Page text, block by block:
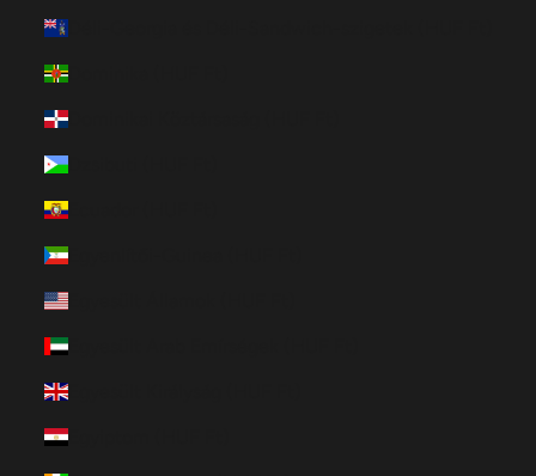
Dominika (HUF Ft)
Dominikai Köztársaság (HUF Ft)
Dzsibuti (HUF Ft)
Ecuador (HUF Ft)
Egyenlítői-Guinea (HUF Ft)
Egyesült Államok (HUF Ft)
Egyesült Arab Emírségek (HUF Ft)
Egyesült Királyság (HUF Ft)
Egyiptom (HUF Ft)